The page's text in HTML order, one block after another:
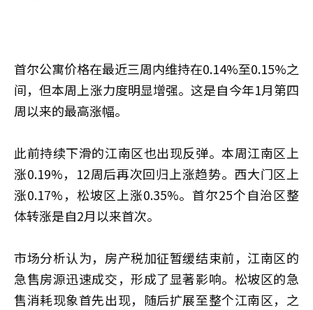
首尔公寓价格在最近三周内维持在0.14%至0.15%之
间，但本周上涨力度明显增强。这是自今年1月第四
周以来的最高涨幅。
此前持续下滑的江南区也出现反弹。本周江南区上
涨0.19%，12周后再次回归上涨趋势。西大门区上
涨0.17%，松坡区上涨0.35%。首尔25个自治区整
体转涨是自2月以来首次。
市场分析认为，房产税加征暂缓结束前，江南区的
急售房源迅速成交，形成了显著影响。松坡区的急
售消耗现象首先出现，随后扩展至整个江南区，之